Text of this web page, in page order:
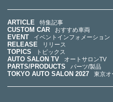
ARTICLE 特集記事
CUSTOM CAR おすすめ車両
EVENT イベントインフォメーション
RELEASE リリース
TOPICS トピックス
AUTO SALON TV オートサロンTV
PARTS/PRODUCTS パーツ/製品
TOKYO AUTO SALON 2027 東京オ